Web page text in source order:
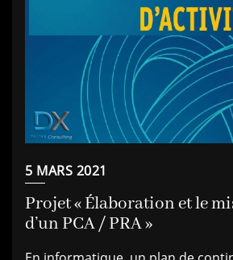
5 MARS 2021
Projet « Élaboration et le
d’un PCA / PRA »